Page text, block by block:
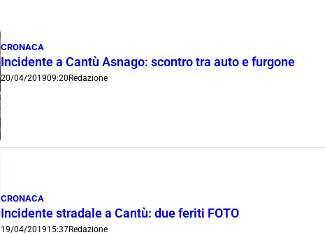
CRONACA
Incidente a Cantù Asnago: scontro tra auto e furgone
20/04/201909:20Redazione
CRONACA
Incidente stradale a Cantù: due feriti FOTO
19/04/201915:37Redazione